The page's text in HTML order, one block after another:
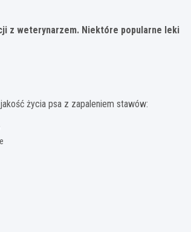
z weterynarzem. Niektóre popularne leki
życia psa z zapaleniem stawów: